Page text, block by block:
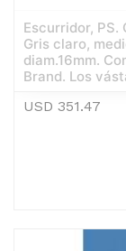
Escurridor,
Gris claro,
diam.16mm.
Brand. Los
USD 351.47